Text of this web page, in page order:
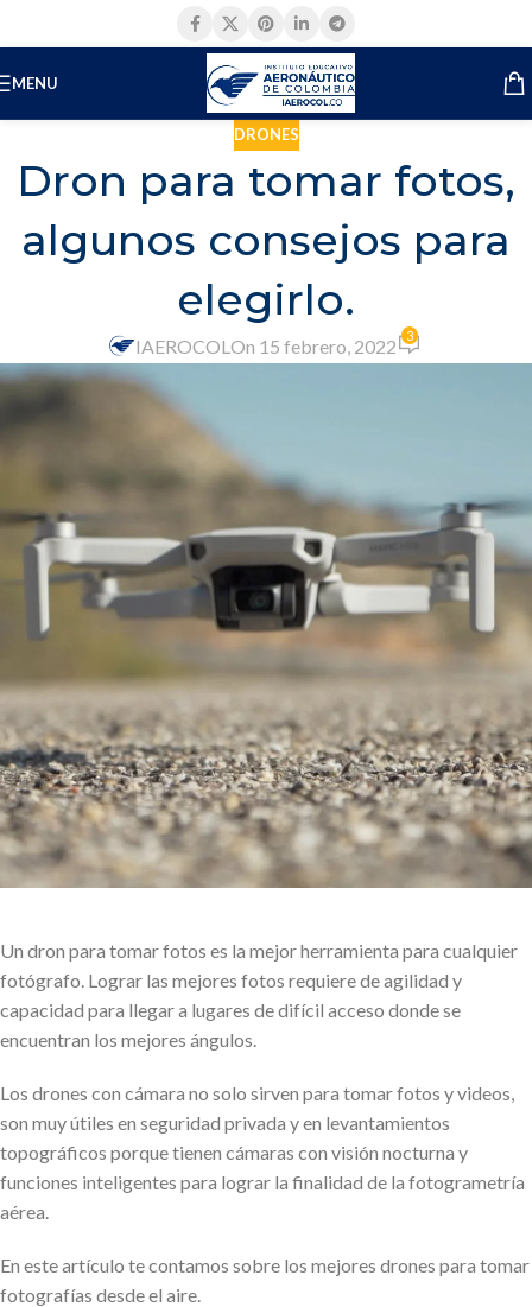
MENU
DRONES
Dron para tomar fotos,
algunos consejos para
elegirlo.
IAEROCOLOn 15 febrero, 2022 3
Un dron para tomar fotos es la mejor herramienta para cualquier
fotógrafo. Lograr las mejores fotos requiere de agilidad y
capacidad para llegar a lugares de difícil acceso donde se
encuentran los mejores ángulos.
Los drones con cámara no solo sirven para tomar fotos y videos,
son muy útiles en seguridad privada y en levantamientos
topográficos porque tienen cámaras con visión nocturna y
funciones inteligentes para lograr la finalidad de la fotogrametría
aérea.
En este artículo te contamos sobre los mejores drones para tomar
fotografías desde el aire.